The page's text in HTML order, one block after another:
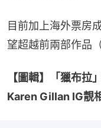
目前加上海外票房
望超越前兩部作品
【圖輯】「獵布拉
Karen Gillan IG靚